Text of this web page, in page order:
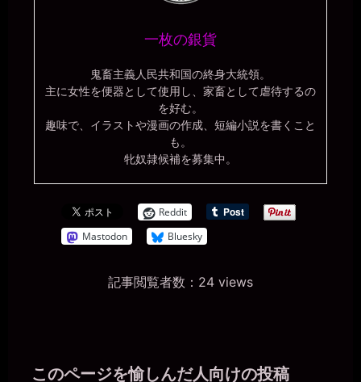
一枚の銀貨
鬼畜主義人民共和国の終身大統領。
主に女性を便器として使用し、家畜として虐待するの
を好む。
趣味で、イラストや漫画の作成、短編小説を書くこと
も。
牝奴隷候補を募集中。
Reddit
Mastodon
Bluesky
記事閲覧者数：24 views
このページを愉しんだ人向けの投稿